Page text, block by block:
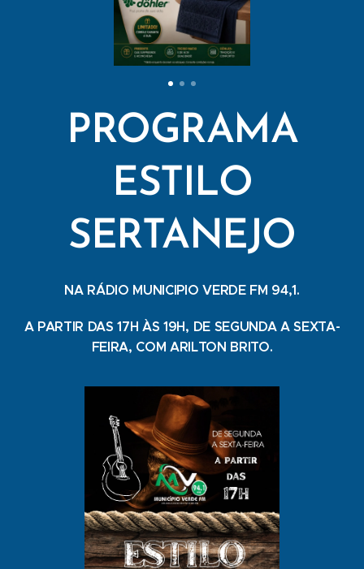
PROGRAMA
ESTILO
SERTANEJO
NA RÁDIO MUNICIPIO VERDE FM 94,1.
A PARTIR DAS 17H ÀS 19H, DE SEGUNDA A SEXTA-
FEIRA, COM ARILTON BRITO.